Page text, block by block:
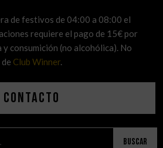
de festivos de 04:00 a 08:00 el
requiere el pago de 15€ por
consumición (no alcohólica). No
Club Winner.
Contacto
Buscar